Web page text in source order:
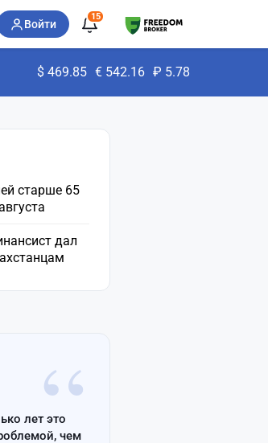
Войти
15
$ 469.85 € 542.16 ₽ 5.78
старше 65
дал
“
лет это
чем